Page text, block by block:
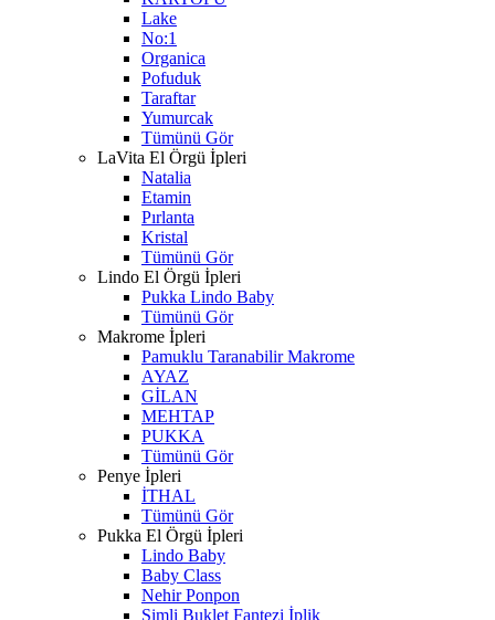
Lake
No:1
Organica
Pofuduk
Taraftar
Yumurcak
Tümünü Gör
LaVita El Örgü İpleri
Natalia
Etamin
Pırlanta
Kristal
Tümünü Gör
Lindo El Örgü İpleri
Pukka Lindo Baby
Tümünü Gör
Makrome İpleri
Pamuklu Taranabilir Makrome
AYAZ
GİLAN
MEHTAP
PUKKA
Tümünü Gör
Penye İpleri
İTHAL
Tümünü Gör
Pukka El Örgü İpleri
Lindo Baby
Baby Class
Nehir Ponpon
Simli Buklet Fantezi İplik